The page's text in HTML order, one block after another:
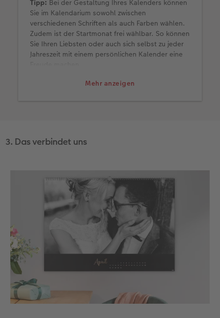
Mehr anzeigen
Tipp: Bei der Gestaltung Ihres Kalenders können
Sie im Kalendarium sowohl zwischen
verschiedenen Schriften als auch Farben wählen.
Zudem ist der Startmonat frei wählbar. So können
Sie Ihren Liebsten oder auch sich selbst zu jeder
Jahreszeit mit einem persönlichen Kalender eine
3. Das verbindet uns